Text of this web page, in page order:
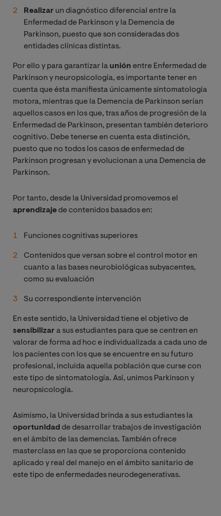
Realizar un diagnóstico diferencial entre la
Enfermedad de Parkinson y la Demencia de
Parkinson, puesto que son consideradas dos
entidades clínicas distintas.
Por ello y para garantizar la unión entre Enfermedad de
Parkinson y neuropsicología, es importante tener en
cuenta que ésta manifiesta únicamente sintomatología
motora, mientras que la Demencia de Parkinson serían
aquellos casos en los que, tras años de progresión de la
Enfermedad de Parkinson, presentan también deterioro
cognitivo. Debe tenerse en cuenta esta distinción,
puesto que no todos los casos de enfermedad de
Parkinson progresan y evolucionan a una Demencia de
Parkinson.
Por tanto, desde la Universidad promovemos el
aprendizajede contenidos basados en:
Funciones cognitivas superiores
Contenidos que versan sobre el control motor en
cuanto a las bases neurobiológicas subyacentes,
como su evaluación
Su correspondiente intervención
En este sentido, la Universidad tiene el objetivo de
sensibilizar a sus estudiantes para que se centren en
valorar de forma ad hoc e individualizada a cada uno de
los pacientes con los que se encuentre en su futuro
profesional, incluida aquella población que curse con
este tipo de sintomatología. Así, unimos Parkinson y
neuropsicología.
Asimismo, la Universidad brinda a sus estudiantes la
oportunidad de desarrollar trabajos de investigación
en el ámbito de las demencias. También ofrece
masterclass en las que se proporciona contenido
aplicado y real del manejo en el ámbito sanitario de
este tipo de enfermedades neurodegenerativas.